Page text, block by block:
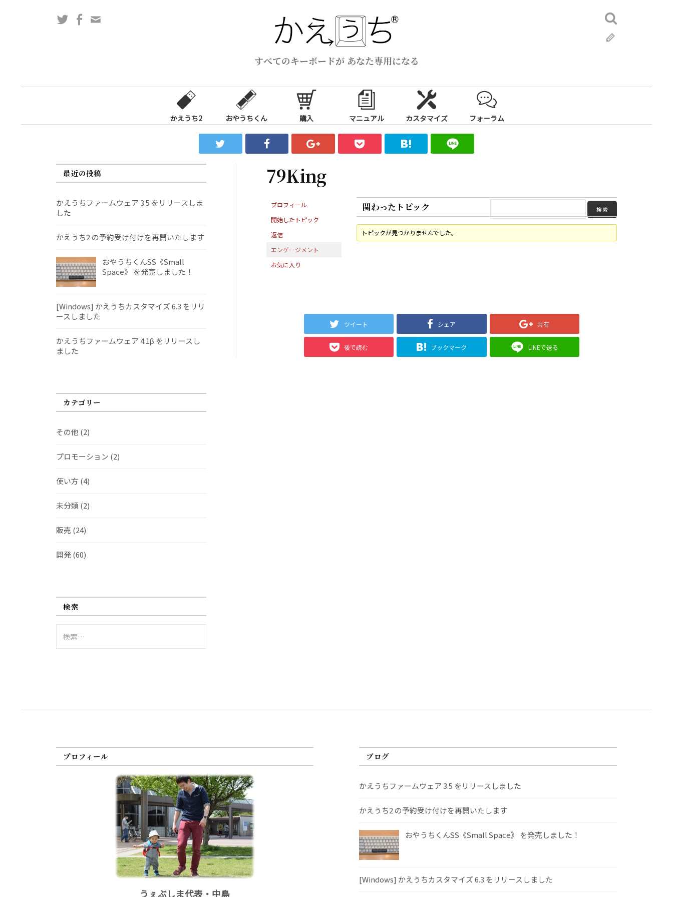
ス
すべてのキーボードが あなた専用になる
TwitterFacebook
検
索:
かえうち2 おやうちくん 購入 マニュアル カスタマイズ フォーラム
79King
プロフィール
開始したトピック
返信
エンゲージメント
お気に入り
関わったトピック
トピックが見つかりませんでした。
ツイート シェア 共有
後で読む ブックマーク LINEで送る
最近の投稿
かえうちファームウェア 3.5 をリリースしま
した
かえうち2 の予約受け付けを再開いたします
おやうちくんSS《Small
Space》 を発売しました！
[Windows] かえうちカスタマイズ 6.3 をリリ
ースしました
かえうちファームウェア 4.1β をリリースし
ました
カテゴリー
その他 (2)
プロモーション (2)
使い方 (4)
未分類 (2)
販売 (24)
開発(60)
検索
索:
プロフィール
うぇぶしま代表・中島
ブログ
かえうちファームウェア 3.5 をリリースしました
かえうち2 の予約受け付けを再開いたします
おやうちくんSS《Small Space》 を発売しました！
[Windows] かえうちカスタマイズ 6.3 をリリースしました